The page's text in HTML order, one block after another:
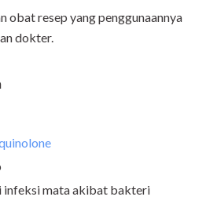
obat resep yang penggunaannya
dokter.
mata akibat bakteri